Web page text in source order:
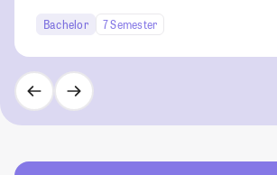
Bachelor 7 Semester